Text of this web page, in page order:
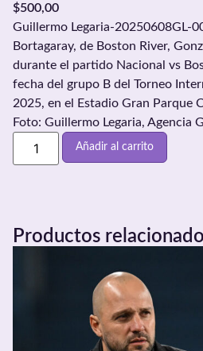
$500,00
Guillermo Legaria-20250608GL-
Bortagaray, de Boston River,
durante el partido Nacional vs
fecha del grupo B del Torneo
2025, en el Estadio Gran Parque
Foto: Guillermo Legaria, Agencia
Añadir al carrito
Productos